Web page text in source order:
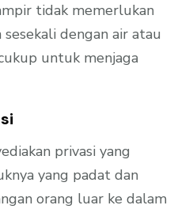
tidak memerlukan
dengan air atau
untuk menjaga
privasi yang
yang padat dan
orang luar ke dalam